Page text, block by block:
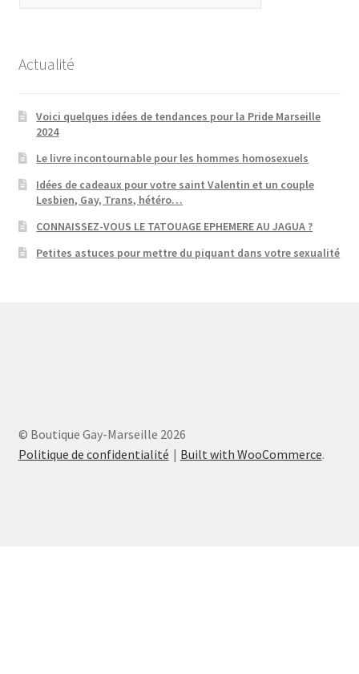
Actualité
Voici quelques idées de tendances pour la Pride Marseille
2024
Le livre incontournable pour les hommes homosexuels
Idées de cadeaux pour votre saint Valentin et un couple
Lesbien, Gay, Trans, hétéro…
CONNAISSEZ-VOUS LE TATOUAGE EPHEMERE AU JAGUA ?
Petites astuces pour mettre du piquant dans votre sexualité
© Boutique Gay-Marseille 2026
Politique de confidentialité
Built with WooCommerce.